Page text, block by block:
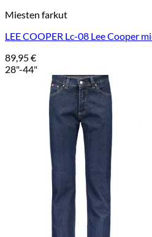
Miesten farkut
LEE COOPER Lc-08 Lee Cooper
89,95€
28"-44"